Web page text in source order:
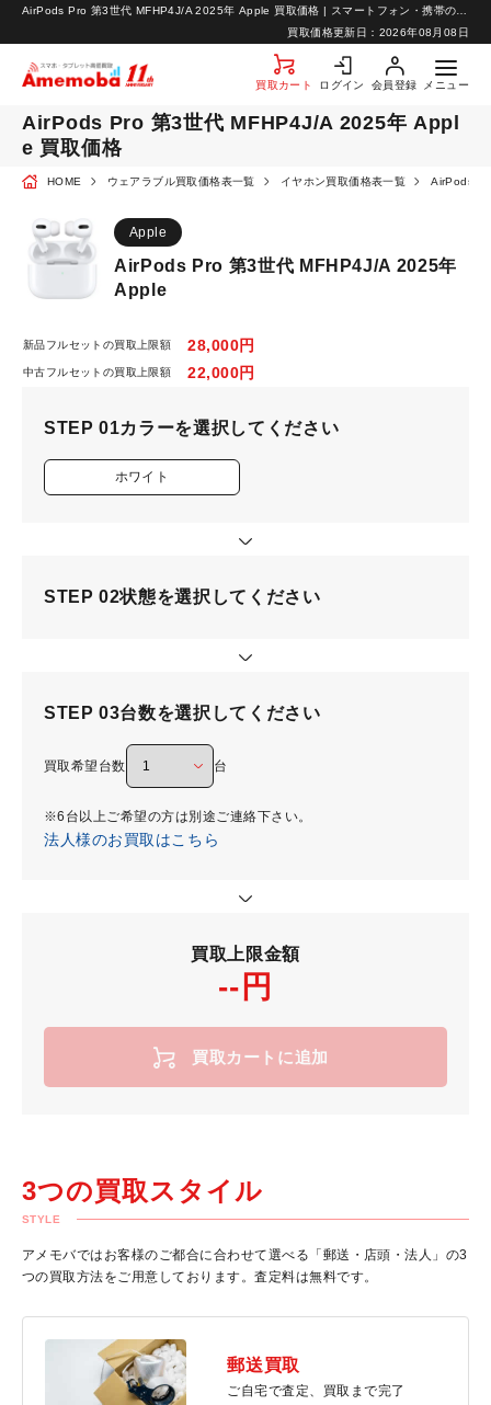
買取価格更新日： 2026年08月08日
買取カート ログイン 会員登録 メニュー
お問い合わせ
AirPods Pro 第3世代 MFHP4J/A 2025年 Appl
e 買取価格
HOME ウェアラブル買取価格表一覧 イヤホン買取価格表一覧 AirPods買
Apple
AirPods Pro 第3世代 MFHP4J/A 2025年
Apple
新品フルセットの買取上限額 28,000円
中古フルセットの買取上限額 22,000円
STEP 01カラーを選択してください
ホワイト
STEP 02状態を選択してください
STEP 03台数を選択してください
買取希望台数 台
※6台以上ご希望の方は別途ご連絡下さい。
法人様のお買取はこちら
買取上限金額
--円
買取カートに追加
3つの買取スタイル
STYLE
アメモバではお客様のご都合に合わせて選べる「郵送・店頭・法人」の3
つの買取方法をご用意しております。査定料は無料です。
郵送買取
ご自宅で査定、買取まで完了